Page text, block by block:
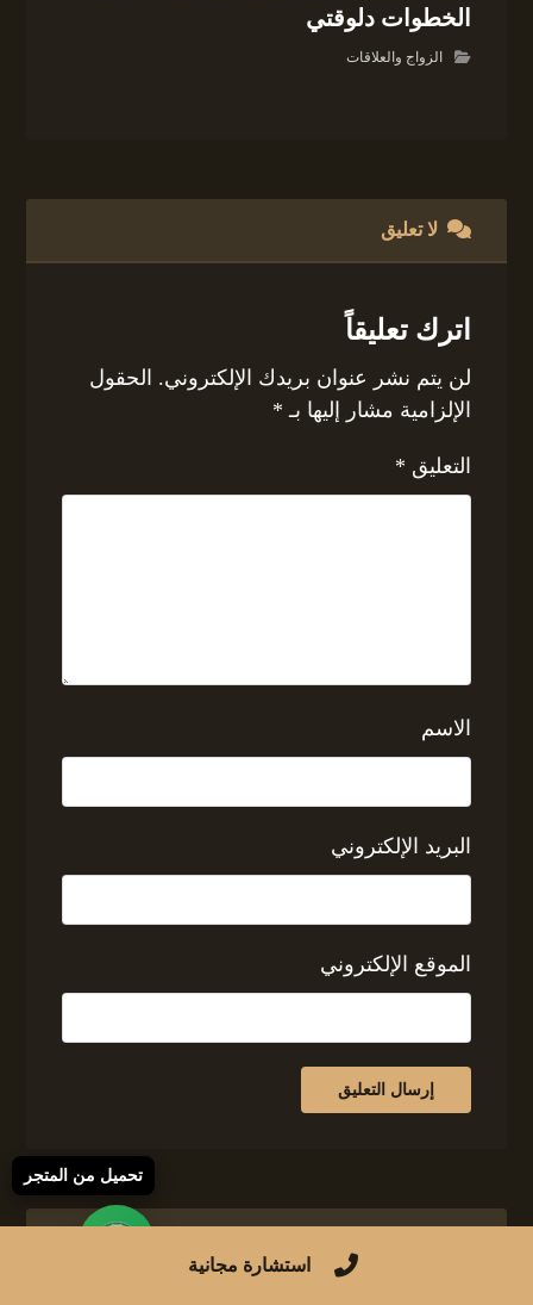
الخطوات دلوقتي
الزواج والعلاقات
لا تعليق
اترك تعليقاً
لن يتم نشر عنوان بريدك الإلكتروني. الحقول
الإلزامية مشار إليها بـ *
التعليق *
الاسم
البريد الإلكتروني
الموقع الإلكتروني
استشارة مجانية
تحميل من المتجر